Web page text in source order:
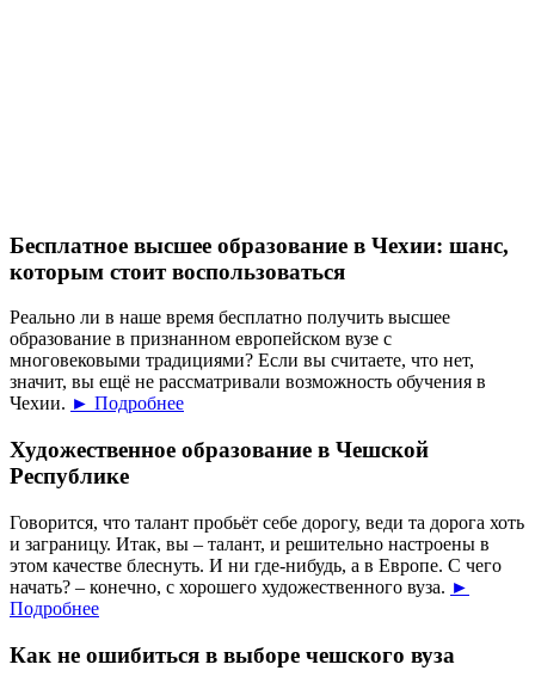
Бесплатное высшее образование в Чехии: шанс,
которым стоит воспользоваться
Реально ли в наше время бесплатно получить высшее
образование в признанном европейском вузе с
многовековыми традициями? Если вы считаете, что нет,
значит, вы ещё не рассматривали возможность обучения в
Чехии. ► Подробнее
Художественное образование в Чешской
Республике
Говорится, что талант пробьёт себе дорогу, веди та дорога хоть
и заграницу. Итак, вы – талант, и решительно настроены в
этом качестве блеснуть. И ни где-нибудь, а в Европе. С чего
начать? – конечно, с хорошего художественного вуза. ►
Подробнее
Как не ошибиться в выборе чешского вуза